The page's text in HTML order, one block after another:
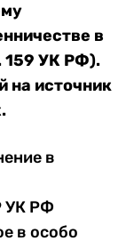
в
159 УК РФ).
на источник
в
УК РФ
в особо